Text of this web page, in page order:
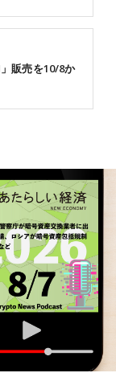
販売を10/8か